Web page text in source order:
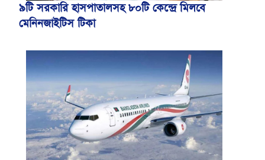
৯টি সরকারি হাসপাতালসহ ৮০টি কেন্দ্রে মিলবে
মেনিনজাইটিস টিকা